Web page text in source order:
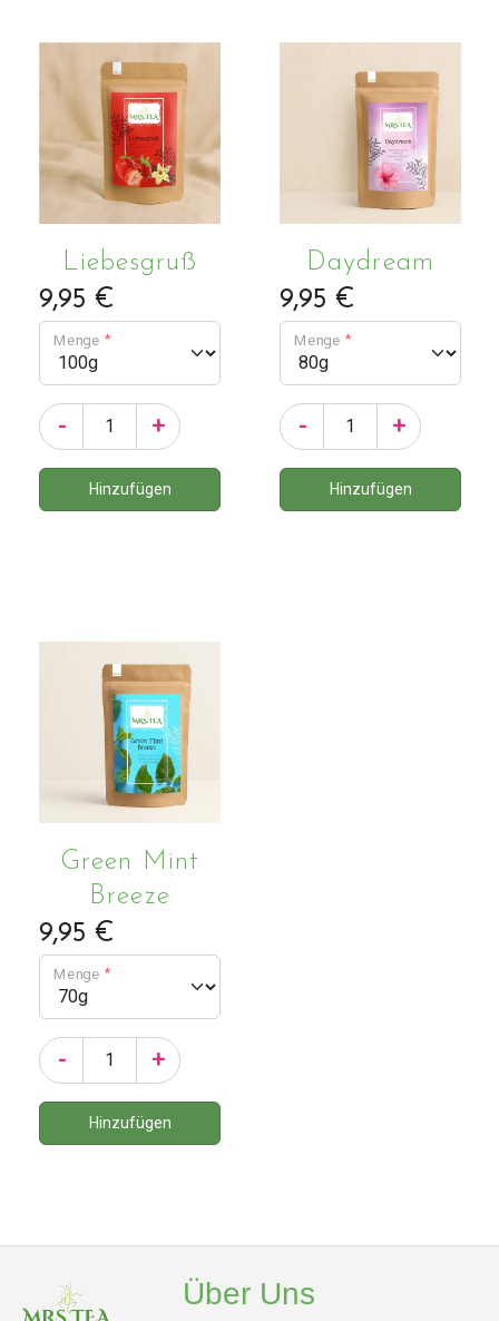
Liebesgruß
9,95 €
Menge
- +
Daydream
9,95 €
Menge
- +
Green Mint
Breeze
9,95 €
Menge
- +
Über Uns